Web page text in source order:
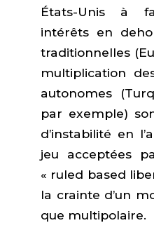
États-Unis à
intérêts en
traditionnelles
multiplication
autonomes
par exemple)
d’instabilité en
jeu acceptées
« ruled based
la crainte d’un
que multipolaire.